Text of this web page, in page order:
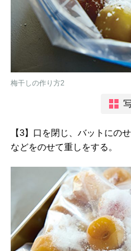
梅干しの作り方2
【3】口を閉じ、バットにの
などをのせて重しをする。